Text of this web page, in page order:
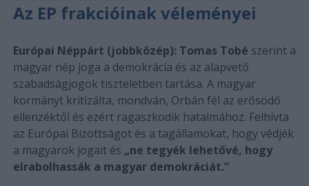
Az EP frakcióinak véleményei
Európai Néppárt (jobbközép): Tomas Tobé szerint a
magyar nép joga a demokrácia és az alapvető
szabadságjogok tiszteletben tartása. A magyar
kormányt kritizálta, mondván, Orbán fél az erősödő
ellenzéktől és ezért ragaszkodik hatalmához. Felhívta
az Európai Bizottságot és a tagállamokat, hogy védjék
a magyarok jogait és „ne tegyék lehetővé, hogy
elrabolhassák a magyar demokráciát.”